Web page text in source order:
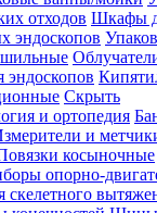
отходов Шкафы
эндоскопов
Скрыть
и ортопедия
и
косыночные
опорно-